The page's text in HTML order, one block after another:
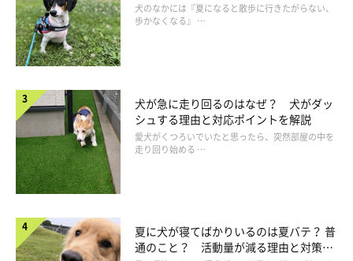
犬のなかには『夏になると散歩に行きたがらない、
歩かなくなる』 …
犬が急に走り回るのはなぜ？ 犬がダッ
シュする理由と対応ポイントを解説
愛犬がくつろいでいたと思ったら、突然部屋の中を
走り回り始める …
夏に犬が寝てばかりいるのは夏バテ？ 普
通のこと？ 活動量が減る理由と対策と